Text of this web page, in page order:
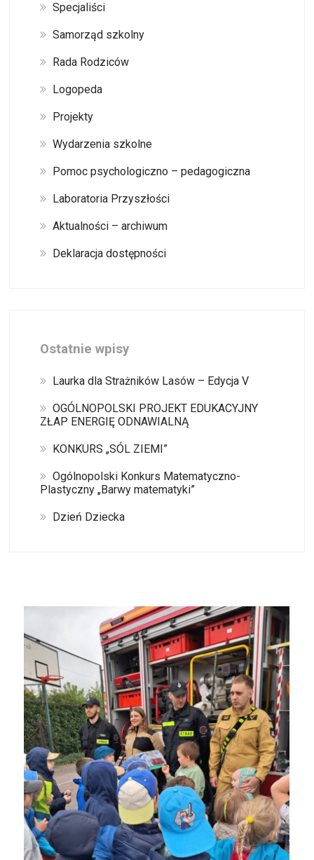
Specjaliści
Samorząd szkolny
Rada Rodziców
Logopeda
Projekty
Wydarzenia szkolne
Pomoc psychologiczno – pedagogiczna
Laboratoria Przyszłości
Aktualności – archiwum
Deklaracja dostępności
Ostatnie wpisy
Laurka dla Strażników Lasów – Edycja V
OGÓLNOPOLSKI PROJEKT EDUKACYJNY
ZŁAP ENERGIĘ ODNAWIALNĄ
KONKURS „SÓL ZIEMI”
Ogólnopolski Konkurs Matematyczno-
Plastyczny „Barwy matematyki”
Dzień Dziecka